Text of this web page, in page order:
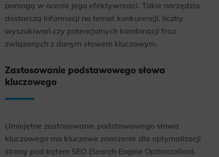
pomogą w ocenie jego efektywności. Takie narzędzia
dostarczą informacji na temat konkurencji, liczby
wyszukiwań czy potencjalnych kombinacji fraz
związanych z danym słowem kluczowym.
Zastosowanie podstawowego słowa
kluczowego
Umiejętne zastosowanie podstawowego słowa
kluczowego ma kluczowe znaczenie dla optymalizacji
strony pod kątem SEO (Search Engine Optimization).